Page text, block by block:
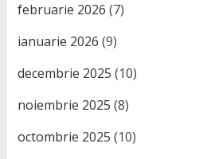
februarie 2026 (7)
ianuarie 2026 (9)
decembrie 2025 (10)
noiembrie 2025 (8)
octombrie 2025 (10)